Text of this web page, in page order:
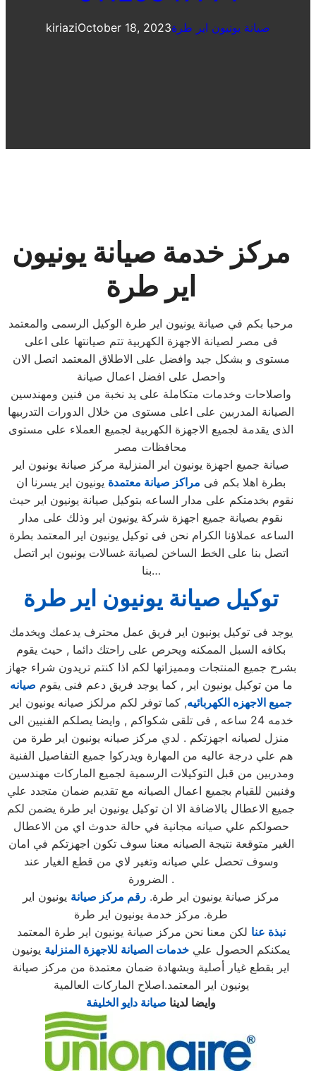
kiriaziOctober 18, 2023صيانة يونيون اير طرة
مركز خدمة صيانة يونيون
اير طرة
مرحبا بكم في صيانة يونيون اير طرة الوكيل الرسمى والمعتمد
فى مصر لصيانة الاجهزة الكهربية تتم صيانتها على اعلى
مستوى و بشكل جيد وافضل على الاطلاق المعتمد اتصل الان
واحصل على افضل اعمال صيانة
واصلاحات وخدمات متكاملة على يد نخبة من فنين ومهندسين
الصيانة المدربين على اعلى مستوى من خلال الدورات التدربيها
الذى يقدمة لجميع الاجهزة الكهربية لجميع العملاء على مستوى
محافظات مصر
صيانة جميع اجهزة يونيون اير المنزلية مركز صيانة يونيون اير
بطرة اهلا بكم فى مراكز صيانة معتمدة يونيون اير يسرنا ان
نقوم بخدمتكم على مدار الساعه بتوكيل صيانة يونيون اير حيث
نقوم بصيانة جميع اجهزة شركة يونيون اير وذلك على مدار
الساعه عملاؤنا الكرام نحن فى توكيل يونيون اير المعتمد بطرة
اتصل بنا على الخط الساخن لصيانة غسالات يونيون اير اتصل
بنا…
توكيل صيانة يونيون اير طرة
يوجد فى توكيل يونيون اير فريق عمل محترف يدعمك ويخدمك
بكافه السبل الممكنه ويحرص على راحتك دائما , حيث يقوم
بشرح جميع المنتجات ومميزاتها لكم اذا كنتم تريدون شراء جهاز
ما من توكيل يونيون اير , كما يوجد فريق دعم فنى يقوم صيانه
جميع الاجهزه الكهربائيه, كما توفر لكم مرلكز صيانه يونيون اير
خدمه 24 ساعه , فى تلقى شكواكم , وايضا يصلكم الفنيين الى
منزل لصيانه اجهزتكم . لدي مركز صيانه يونيون اير طرة من
هم علي درجة عاليه من المهارة ويدركوا جميع التفاصيل الفنية
ومدربين من قبل التوكيلات الرسمية لجميع الماركات مهندسين
وفنيين للقيام بجميع اعمال الصيانه مع تقديم ضمان متجدد علي
جميع الاعطال بالاضافة الا ان توكيل يونيون اير طرة يضمن لكم
حصولكم علي صيانه مجانية في حالة حدوث اي من الاعطال
الغير متوقعة نتيجة الصيانه معنا سوف تكون اجهزتكم في امان
وسوف تحصل علي صيانه وتغير لاي من قطع الغيار عند
الضرورة .
مركز صيانة يونيون اير طرة. رقم مركز صيانة يونيون اير
طرة. مركز خدمة يونيون اير طرة
نبذة عنا لكن معنا نحن مركز صيانة يونيون اير طرة المعتمد
يمكنكم الحصول علي خدمات الصيانة للاجهزة المنزلية يونيون
اير بقطع غيار أصلية وبشهادة ضمان معتمدة من مركز صيانة
يونيون اير المعتمد.اصلاح الماركات العالمية
وايضا لدينا صيانة دايو الخليفة